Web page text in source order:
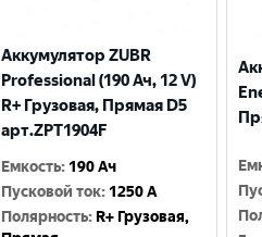
Аккумулятор ZUBR
Professional (190 Ач, 12 V)
R+ Грузовая, Прямая D5
арт.ZPT1904F
Емкость: 190 Ач
Пусковой ток: 1250 A
Полярность: R+ Грузовая,